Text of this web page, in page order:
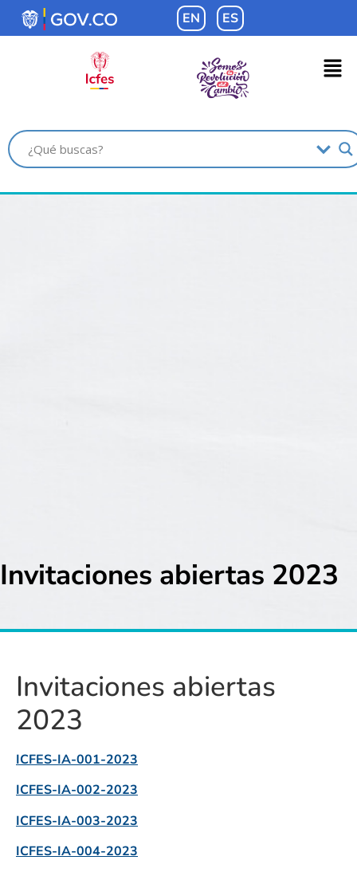
contenido EN ES
Invitaciones abiertas 2023
Invitaciones abiertas
2023
ICFES-IA-001-2023
ICFES-IA-002-2023
ICFES-IA-003-2023
ICFES-IA-004-2023